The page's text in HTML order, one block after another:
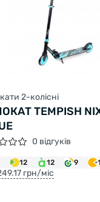
2-колісні
TEMPISH
0 відгуків
12 12 9
грн/міс